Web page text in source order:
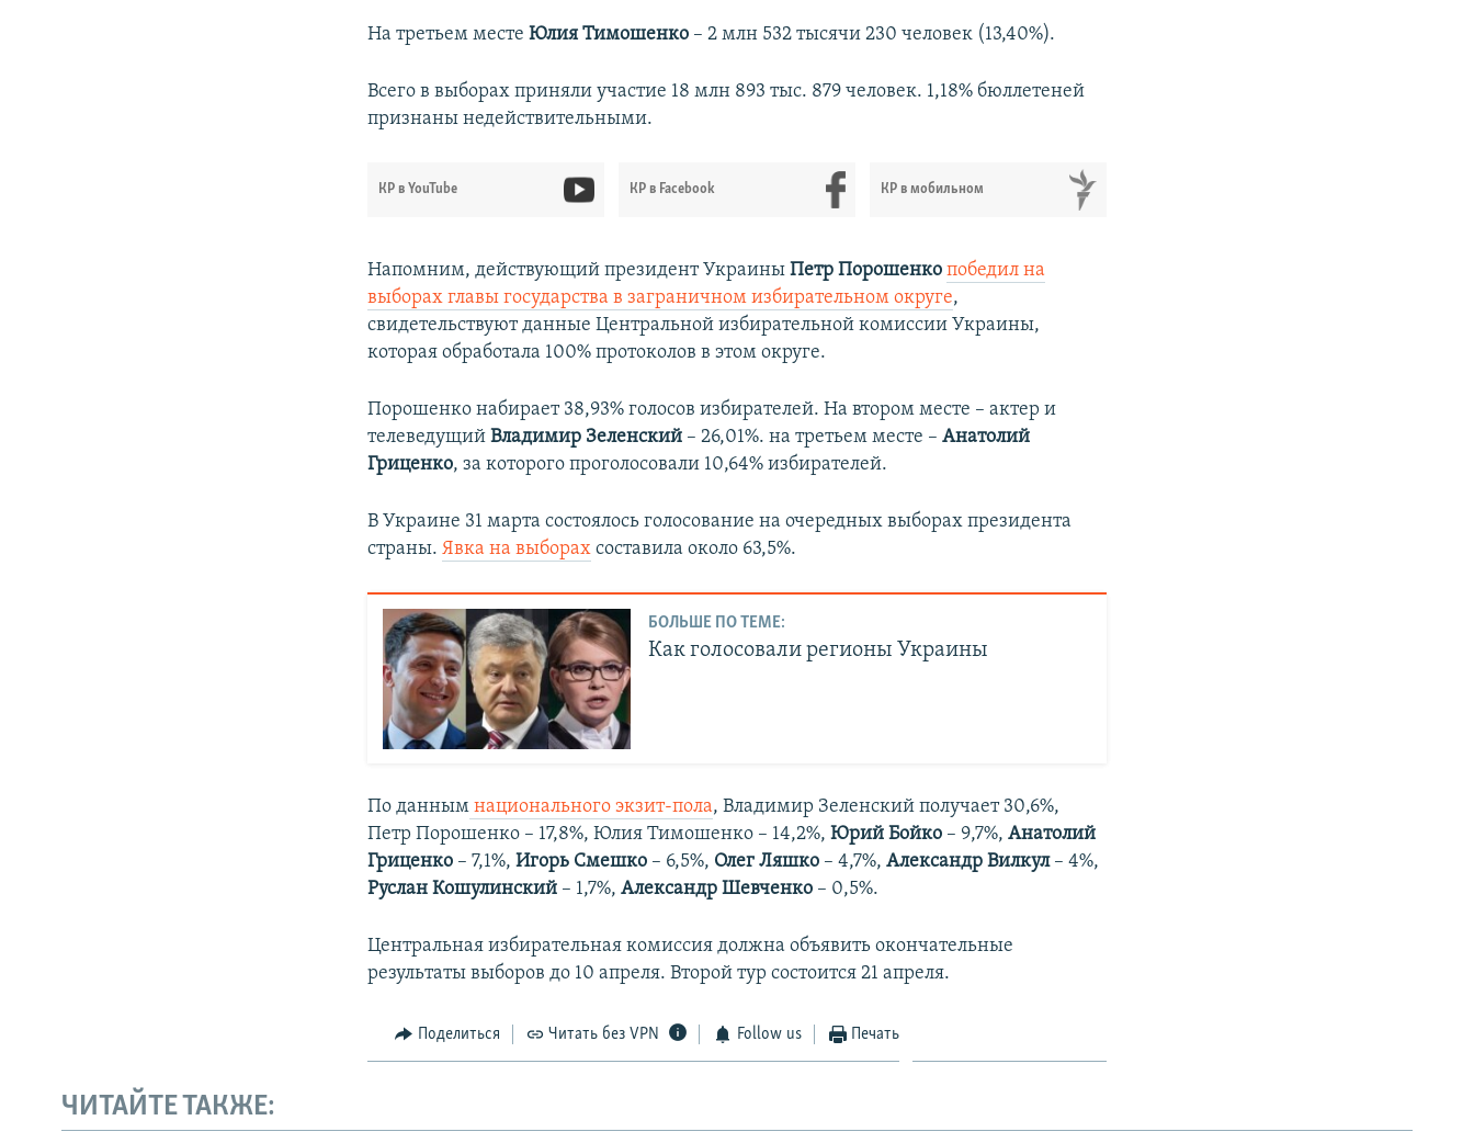
На третьем местеЮлия Тимошенко – 2 млн 532 тысячи 230 человек (13,40%).
Всего в выборах приняли участие 18 млн 893 тыс. 879 человек. 1,18% бюллетеней
признаны недействительными.
КР в YouTube КР в Facebook КР в мобильном
Напомним, действующий президент УкраиныПетр Порошенко победил на
выборах главы государства в заграничном избирательном округе,
свидетельствуют данные Центральной избирательной комиссии Украины,
которая обработала 100% протоколов в этом округе.
Порошенко набирает 38,93% голосов избирателей. На втором месте – актер и
телеведущийВладимир Зеленский – 26,01%. на третьем месте –​Анатолий
Гриценко, за которого проголосовали 10,64% избирателей.
В Украине 31 марта состоялось голосование на очередных выборах президента
страны.Явка на выборах составила около 63,5%.
БОЛЬШЕ ПО ТЕМЕ:
Как голосовали регионы Украины
По данным национального экзит-пола, Владимир Зеленский получает 30,6%,
Петр Порошенко – 17,8%, Юлия Тимошенко – 14,2%,Юрий Бойко – 9,7%,Анатолий
Гриценко – 7,1%,Игорь Смешко – 6,5%, Олег Ляшко – 4,7%,Александр Вилкул– 4%,
Руслан Кошулинский – 1,7%,Александр Шевченко – 0,5%.
Центральная избирательная комиссия должна объявить окончательные
результаты выборов до 10 апреля. Второй тур состоится 21 апреля.
Поделиться Читать без VPN Follow us Печать
ЧИТАЙТЕ ТАКЖЕ: